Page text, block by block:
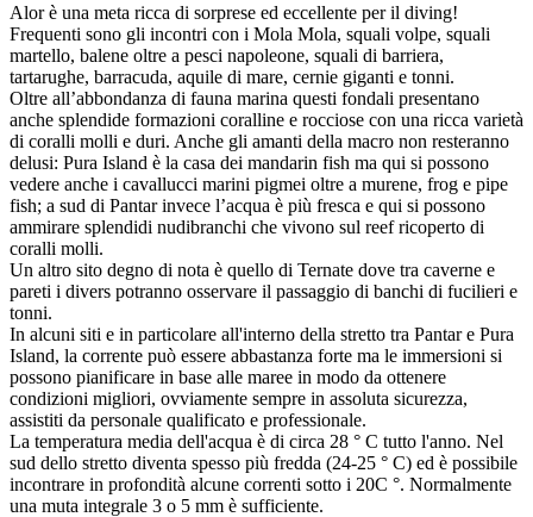
Alor è una meta ricca di sorprese ed eccellente per il diving!
Frequenti sono gli incontri con i Mola Mola, squali volpe, squali
martello, balene oltre a pesci napoleone, squali di barriera,
tartarughe, barracuda, aquile di mare, cernie giganti e tonni.
Oltre all’abbondanza di fauna marina questi fondali presentano
anche splendide formazioni coralline e rocciose con una ricca varietà
di coralli molli e duri. Anche gli amanti della macro non resteranno
delusi: Pura Island è la casa dei mandarin fish ma qui si possono
vedere anche i cavallucci marini pigmei oltre a murene, frog e pipe
fish; a sud di Pantar invece l’acqua è più fresca e qui si possono
ammirare splendidi nudibranchi che vivono sul reef ricoperto di
coralli molli.
Un altro sito degno di nota è quello di Ternate dove tra caverne e
pareti i divers potranno osservare il passaggio di banchi di fucilieri e
tonni.
In alcuni siti e in particolare all'interno della stretto tra Pantar e Pura
Island, la corrente può essere abbastanza forte ma le immersioni si
possono pianificare in base alle maree in modo da ottenere
condizioni migliori, ovviamente sempre in assoluta sicurezza,
assistiti da personale qualificato e professionale.
La temperatura media dell'acqua è di circa 28 ° C tutto l'anno. Nel
sud dello stretto diventa spesso più fredda (24-25 ° C) ed è possibile
incontrare in profondità alcune correnti sotto i 20C °. Normalmente
una muta integrale 3 o 5 mm è sufficiente.